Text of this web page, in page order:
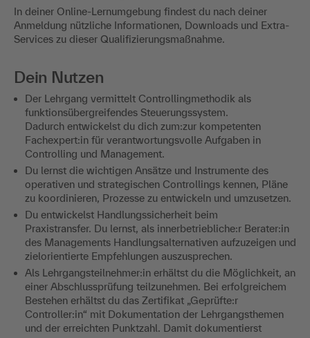
In deiner Online-Lernumgebung findest du nach deiner
Anmeldung nützliche Informationen, Downloads und Extra-
Services zu dieser Qualifizierungsmaßnahme.
Dein Nutzen
Der Lehrgang vermittelt Controllingmethodik als
funktionsübergreifendes Steuerungssystem.
Dadurch entwickelst du dich zum:zur kompetenten
Fachexpert:in für verantwortungsvolle Aufgaben in
Controlling und Management.
Du lernst die wichtigen Ansätze und Instrumente des
operativen und strategischen Controllings kennen, Pläne
zu koordinieren, Prozesse zu entwickeln und umzusetzen.
Du entwickelst Handlungssicherheit beim
Praxistransfer. Du lernst, als innerbetriebliche:r Berater:in
des Managements Handlungsalternativen aufzuzeigen und
zielorientierte Empfehlungen auszusprechen.
Als Lehrgangsteilnehmer:in erhältst du die Möglichkeit, an
einer Abschlussprüfung teilzunehmen. Bei erfolgreichem
Bestehen erhältst du das Zertifikat „Geprüfte:r
Controller:in“ mit Dokumentation der Lehrgangsthemen
und der erreichten Punktzahl. Damit dokumentierst